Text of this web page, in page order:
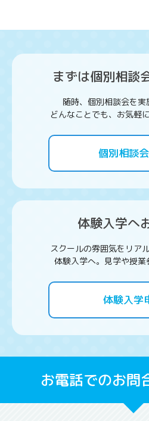
まずは個別相談
随時、個別相談会を実
どんなことでも、お気軽
個別相談
体験入学へ
スクールの雰囲気をリア
体験入学へ。見学や授業
体験入学
お電話でのお問